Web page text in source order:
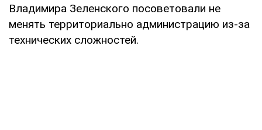
Владимира Зеленского посоветовали не
менять территориально администрацию из-за
технических сложностей.